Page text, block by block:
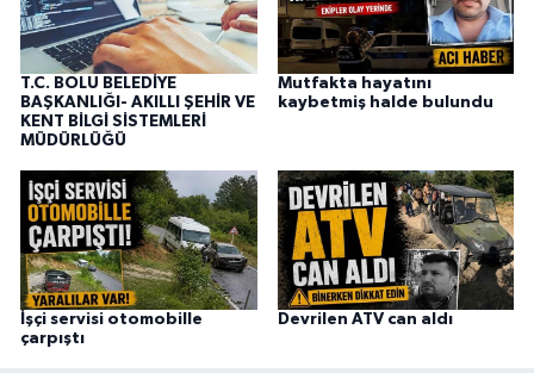
T.C. BOLU BELEDİYE
BAŞKANLIĞI- AKILLI ŞEHİR VE
KENT BİLGİ SİSTEMLERİ
MÜDÜRLÜĞÜ
Mutfakta hayatını
kaybetmiş halde bulundu
İşçi servisi otomobille
çarpıştı
Devrilen ATV can aldı